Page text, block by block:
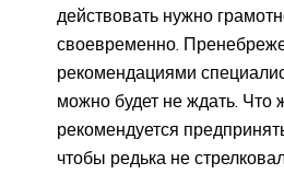
действовать нужно
своевременно.
рекомендациями
можно будет не ждать. Что
рекомендуется
чтобы редька не